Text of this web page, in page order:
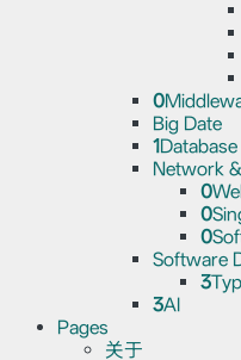
0
Big Date
1Database
Network
0
0
0
Software
3
3AI
Pages
关于